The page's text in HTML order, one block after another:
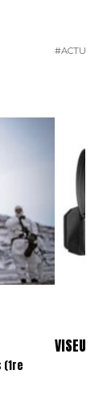
#ACTU
VISEURS